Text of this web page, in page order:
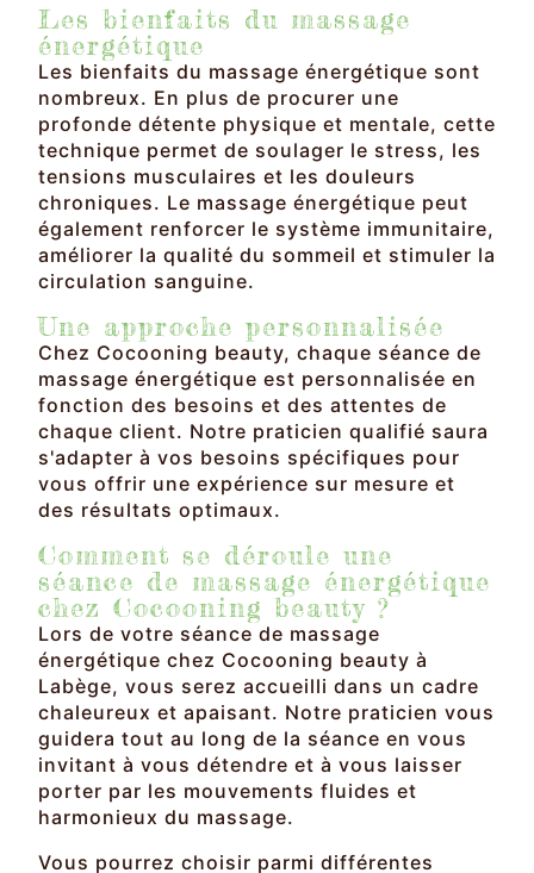
Les bienfaits du massage
énergétique
Les bienfaits du massage énergétique sont
nombreux. En plus de procurer une
profonde détente physique et mentale, cette
technique permet de soulager le stress, les
tensions musculaires et les douleurs
chroniques. Le massage énergétique peut
également renforcer le système immunitaire,
améliorer la qualité du sommeil et stimuler la
circulation sanguine.
Une approche personnalisée
Chez Cocooning beauty, chaque séance de
massage énergétique est personnalisée en
fonction des besoins et des attentes de
chaque client. Notre praticien qualifié saura
s'adapter à vos besoins spécifiques pour
vous offrir une expérience sur mesure et
des résultats optimaux.
Comment se déroule une
séance de massage énergétique
chez Cocooning beauty ?
Lors de votre séance de massage
énergétique chez Cocooning beauty à
Labège, vous serez accueilli dans un cadre
chaleureux et apaisant. Notre praticien vous
guidera tout au long de la séance en vous
invitant à vous détendre et à vous laisser
porter par les mouvements fluides et
harmonieux du massage.
Vous pourrez choisir parmi différentes